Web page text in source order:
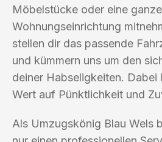
Möbelstücke oder eine ganze
Wohnungseinrichtung
stellen dir das passende
und kümmern uns um den
deiner Habseligkeiten. Dabei
Wert auf Pünktlichkeit und
Als Umzugskönig Blau Wels